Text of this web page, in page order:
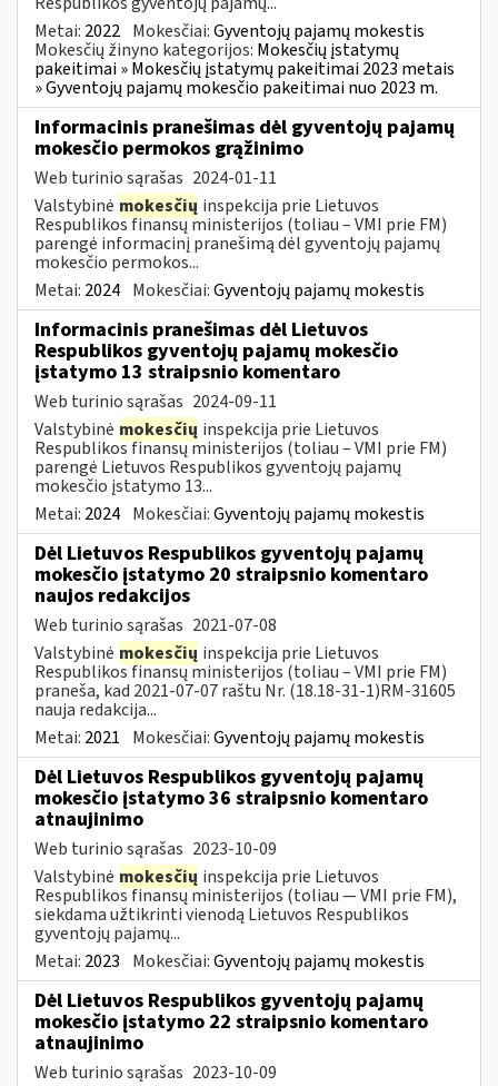
Metai: 2022 Mokesčiai:Gyventojų pajamų mokestis
Mokesčių žinyno kategorijos: Mokesčių įstatymų
pakeitimai » Mokesčių įstatymų pakeitimai 2023 metais
» Gyventojų pajamų mokesčio pakeitimai nuo 2023 m.
Informacinis pranešimas dėl gyventojų pajamų
mokesčio permokos grąžinimo
Web turinio sąrašas 2024-01-11
Valstybinė mokesčių inspekcija prie Lietuvos
Respublikos finansų ministerijos (toliau – VMI prie FM)
parengė informacinį pranešimą dėl gyventojų pajamų
mokesčio permokos...
Metai: 2024 Mokesčiai:Gyventojų pajamų mokestis
Informacinis pranešimas dėl Lietuvos
Respublikos gyventojų pajamų mokesčio
įstatymo 13 straipsnio komentaro
Web turinio sąrašas 2024-09-11
Valstybinė mokesčių inspekcija prie Lietuvos
Respublikos finansų ministerijos (toliau – VMI prie FM)
parengė Lietuvos Respublikos gyventojų pajamų
mokesčio įstatymo 13...
Metai: 2024 Mokesčiai:Gyventojų pajamų mokestis
Dėl Lietuvos Respublikos gyventojų pajamų
mokesčio įstatymo 20 straipsnio komentaro
naujos redakcijos
Web turinio sąrašas 2021-07-08
Valstybinė mokesčių inspekcija prie Lietuvos
Respublikos finansų ministerijos (toliau – VMI prie FM)
praneša, kad 2021-07-07 raštu Nr. (18.18-31-1)RM-31605
nauja redakcija...
Metai: 2021 Mokesčiai:Gyventojų pajamų mokestis
Dėl Lietuvos Respublikos gyventojų pajamų
mokesčio įstatymo 36 straipsnio komentaro
atnaujinimo
Web turinio sąrašas 2023-10-09
Valstybinė mokesčių inspekcija prie Lietuvos
Respublikos finansų ministerijos (toliau — VMI prie FM),
siekdama užtikrinti vienodą Lietuvos Respublikos
gyventojų pajamų...
Metai: 2023 Mokesčiai:Gyventojų pajamų mokestis
Dėl Lietuvos Respublikos gyventojų pajamų
mokesčio įstatymo 22 straipsnio komentaro
atnaujinimo
Web turinio sąrašas 2023-10-09